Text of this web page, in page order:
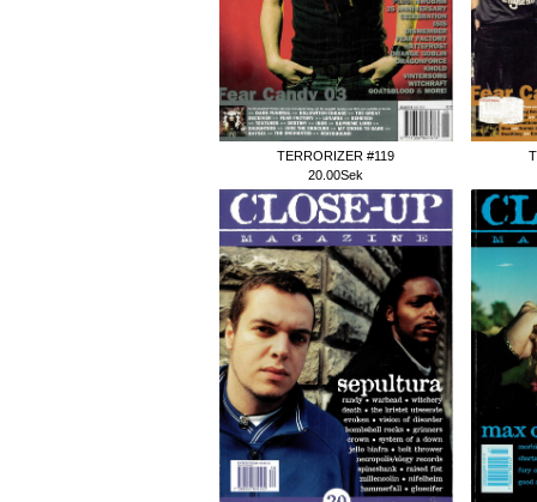
TERRORIZER #119
20.00Sek